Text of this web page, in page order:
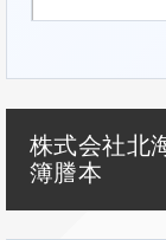
株式会社北
簿謄本